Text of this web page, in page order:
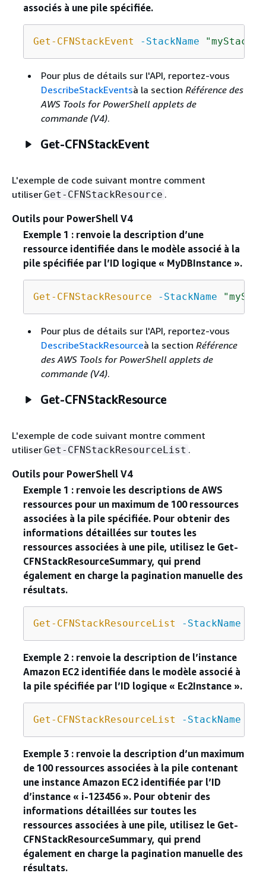
associés à une pile spécifiée.
Get-CFNStackEvent -StackName "myStack"
Pour plus de détails sur l'API, reportez-vous
DescribeStackEventsà la section Référence des
AWS Tools for PowerShell applets de
commande (V4).
Get-CFNStackEvent
L'exemple de code suivant montre comment
utiliserGet-CFNStackResource .
Outils pour PowerShell V4
Exemple 1 : renvoie la description d’une
ressource identifiée dans le modèle associé à la
pile spécifiée par l’ID logique « MyDBInstance ».
Get-CFNStackResource -StackName
Pour plus de détails sur l'API, reportez-vous
DescribeStackResourceà la section Référence
des AWS Tools for PowerShell applets de
commande (V4).
Get-CFNStackResource
L'exemple de code suivant montre comment
utiliserGet-CFNStackResourceList .
Outils pour PowerShell V4
Exemple 1 : renvoie les descriptions de AWS
ressources pour un maximum de 100 ressources
associées à la pile spécifiée. Pour obtenir des
informations détaillées sur toutes les
ressources associées à une pile, utilisez le Get-
CFNStackResourceSummary, qui prend
également en charge la pagination manuelle des
résultats.
Get-CFNStackResourceList -StackName
Exemple 2 : renvoie la description de l’instance
Amazon EC2 identifiée dans le modèle associé à
la pile spécifiée par l’ID logique « Ec2Instance ».
Get-CFNStackResourceList -StackName
Exemple 3 : renvoie la description d’un maximum
de 100 ressources associées à la pile contenant
une instance Amazon EC2 identifiée par l’ID
d’instance « i-123456 ». Pour obtenir des
informations détaillées sur toutes les
ressources associées à une pile, utilisez le Get-
CFNStackResourceSummary, qui prend
également en charge la pagination manuelle des
résultats.